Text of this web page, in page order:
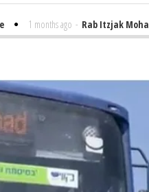
1 months ago - Rab Itzjak Mohadeb...